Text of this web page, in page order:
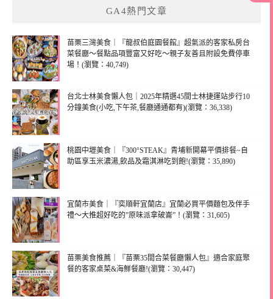
GA4熱門文章
苗栗三灣美食｜『龍叔伯庭園餐館』超氣派的客家私房台
菜餐廳～餐點品項豐富又好吃～親子友善且附設免費停車
場！(瀏覽：40,749)
台北士林美食懶人包｜2025年精選45間士林捷運站步行10
分鐘美食(小吃,下午茶,餐廳通通都有)(瀏覽：36,338)
桃園中壢美食｜『300°STEAK』青埔新開幕平價排餐~自
助區享玉米濃湯,飲品及霜淇淋吃到飽!(瀏覽：35,890)
宜蘭市美食｜『奕順軒宜蘭店』宜蘭必買平價麵包及伴手
禮～大推超好吃的”原味派拿破崙”！(瀏覽：31,605)
苗栗美食推薦｜『苗栗35間合菜餐廳懶人包』適合家庭聚
餐的客家桌菜&海鮮餐廳!(瀏覽：30,447)